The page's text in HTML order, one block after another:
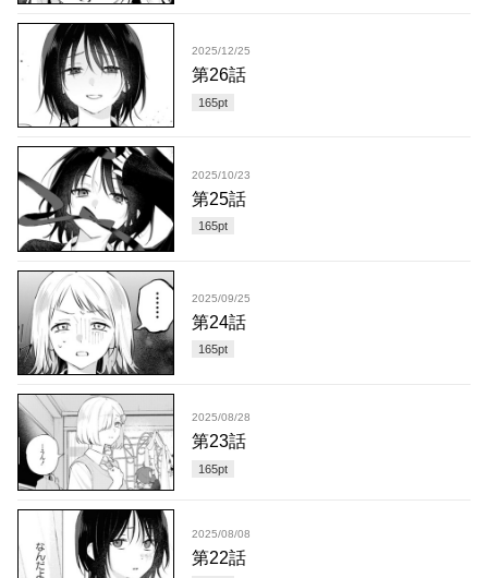
2025/12/25
第26話
165pt
2025/10/23
第25話
165pt
2025/09/25
第24話
165pt
2025/08/28
第23話
165pt
2025/08/08
第22話